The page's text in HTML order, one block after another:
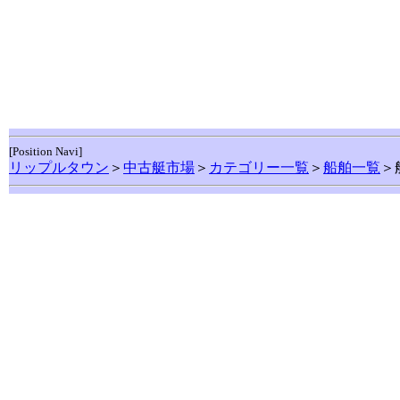
[Position Navi]
リップルタウン ＞ 中古艇市場 ＞ カテゴリー一覧 ＞ 船舶一覧 ＞